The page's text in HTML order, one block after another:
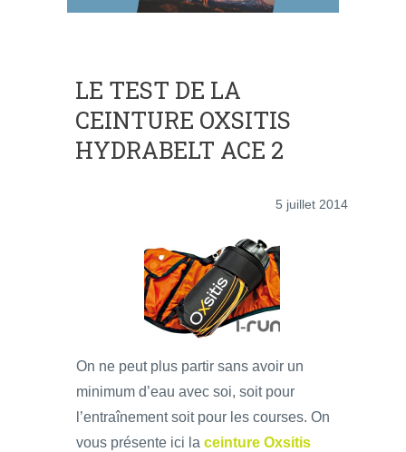
LE TEST DE LA
CEINTURE OXSITIS
HYDRABELT ACE 2
5 juillet 2014
On ne peut plus partir sans avoir un
minimum d’eau avec soi, soit pour
l’entraînement soit pour les courses. On
vous présente ici la ceinture Oxsitis